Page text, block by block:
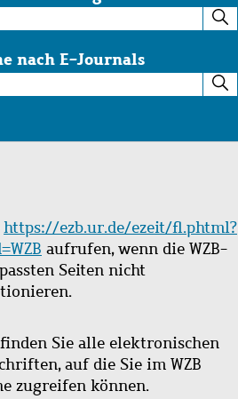
nach E-Journals
https://ezb.ur.de/ezeit/fl.phtml?
aufrufen, wenn die WZB-
Seiten nicht
Sie alle elektronischen
auf die Sie im WZB
zugreifen können.